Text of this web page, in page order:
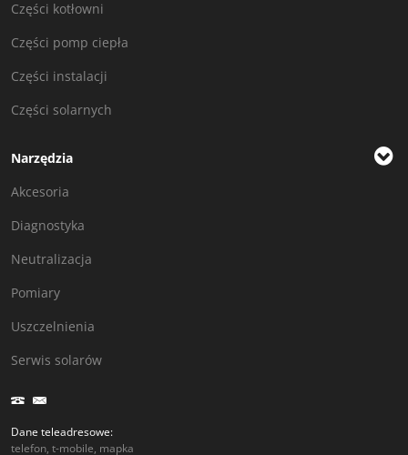
Części kotłowni
Części pomp ciepła
Części instalacji
Części solarnych
Narzędzia
Akcesoria
Diagnostyka
Neutralizacja
Pomiary
Uszczelnienia
Serwis solarów
Dane teleadresowe:
telefon, t-mobile, mapka